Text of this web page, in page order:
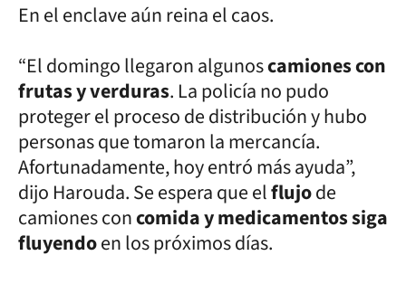
En el enclave aún reina el caos.
“El domingo llegaron algunoscamiones con
frutas y verduras. La policía no pudo
proteger el proceso de distribución y hubo
personas que tomaron la mercancía.
Afortunadamente, hoy entró más ayuda”,
dijo Harouda. Se espera que elflujode
camiones concomida y medicamentos siga
fluyendoen los próximos días.